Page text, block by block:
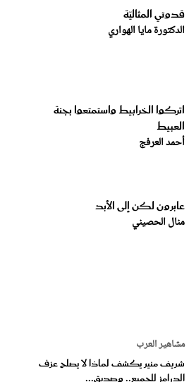
قدوتي المثاليّة
الدكتورة مايا الهواري
اتركوا الخرابيط واستمتعوا بجنة
العبيط
أحمد العرفج
عابرون لكن إلى الأبد
منال الحصيني
مشاهير العرب
شريف منير يكشف لماذا لا يصلح عزف
الدرامز للجميع.. وصديق...